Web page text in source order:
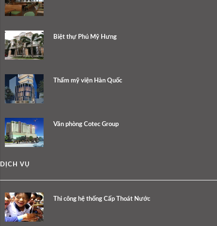
Biệt thự Phú Mỹ Hưng
Thẩm mỹ viện Hàn Quốc
Văn phòng Cotec Group
DỊCH VỤ
Thi công hệ thống Cấp Thoát Nước